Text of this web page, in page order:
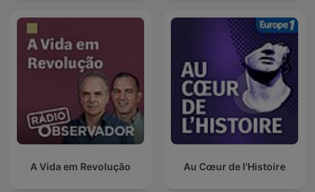
A Vida em Revolução Au Cœur de l'Histoire